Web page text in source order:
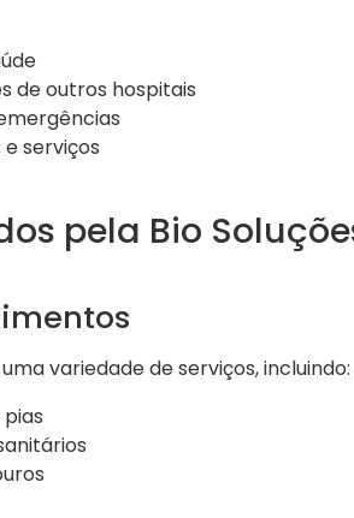
de outros hospitais
serviços
pela Bio
variedade de serviços, incluindo: